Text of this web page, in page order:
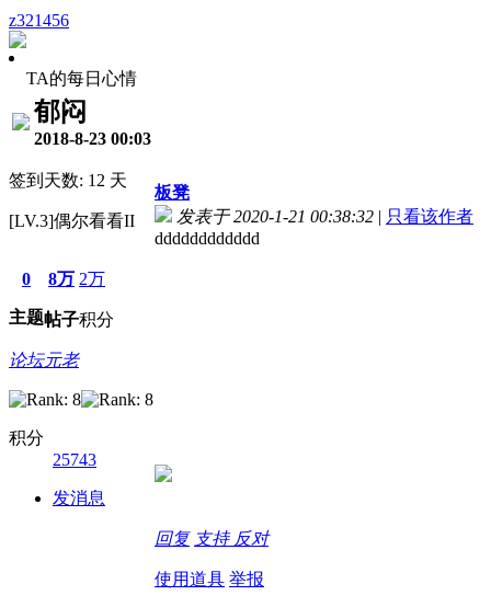
z321456
TA的每日心情
郁闷
2018-8-23 00:03
签到天数: 12 天
[LV.3]偶尔看看II
0
主题
8万
帖子
2万
积分
论坛元老
积分
25743
发消息
板凳
发表于 2020-1-21 00:38:32 | 只看该作者
dddddddddddd
回复 支持 反对
使用道具 举报